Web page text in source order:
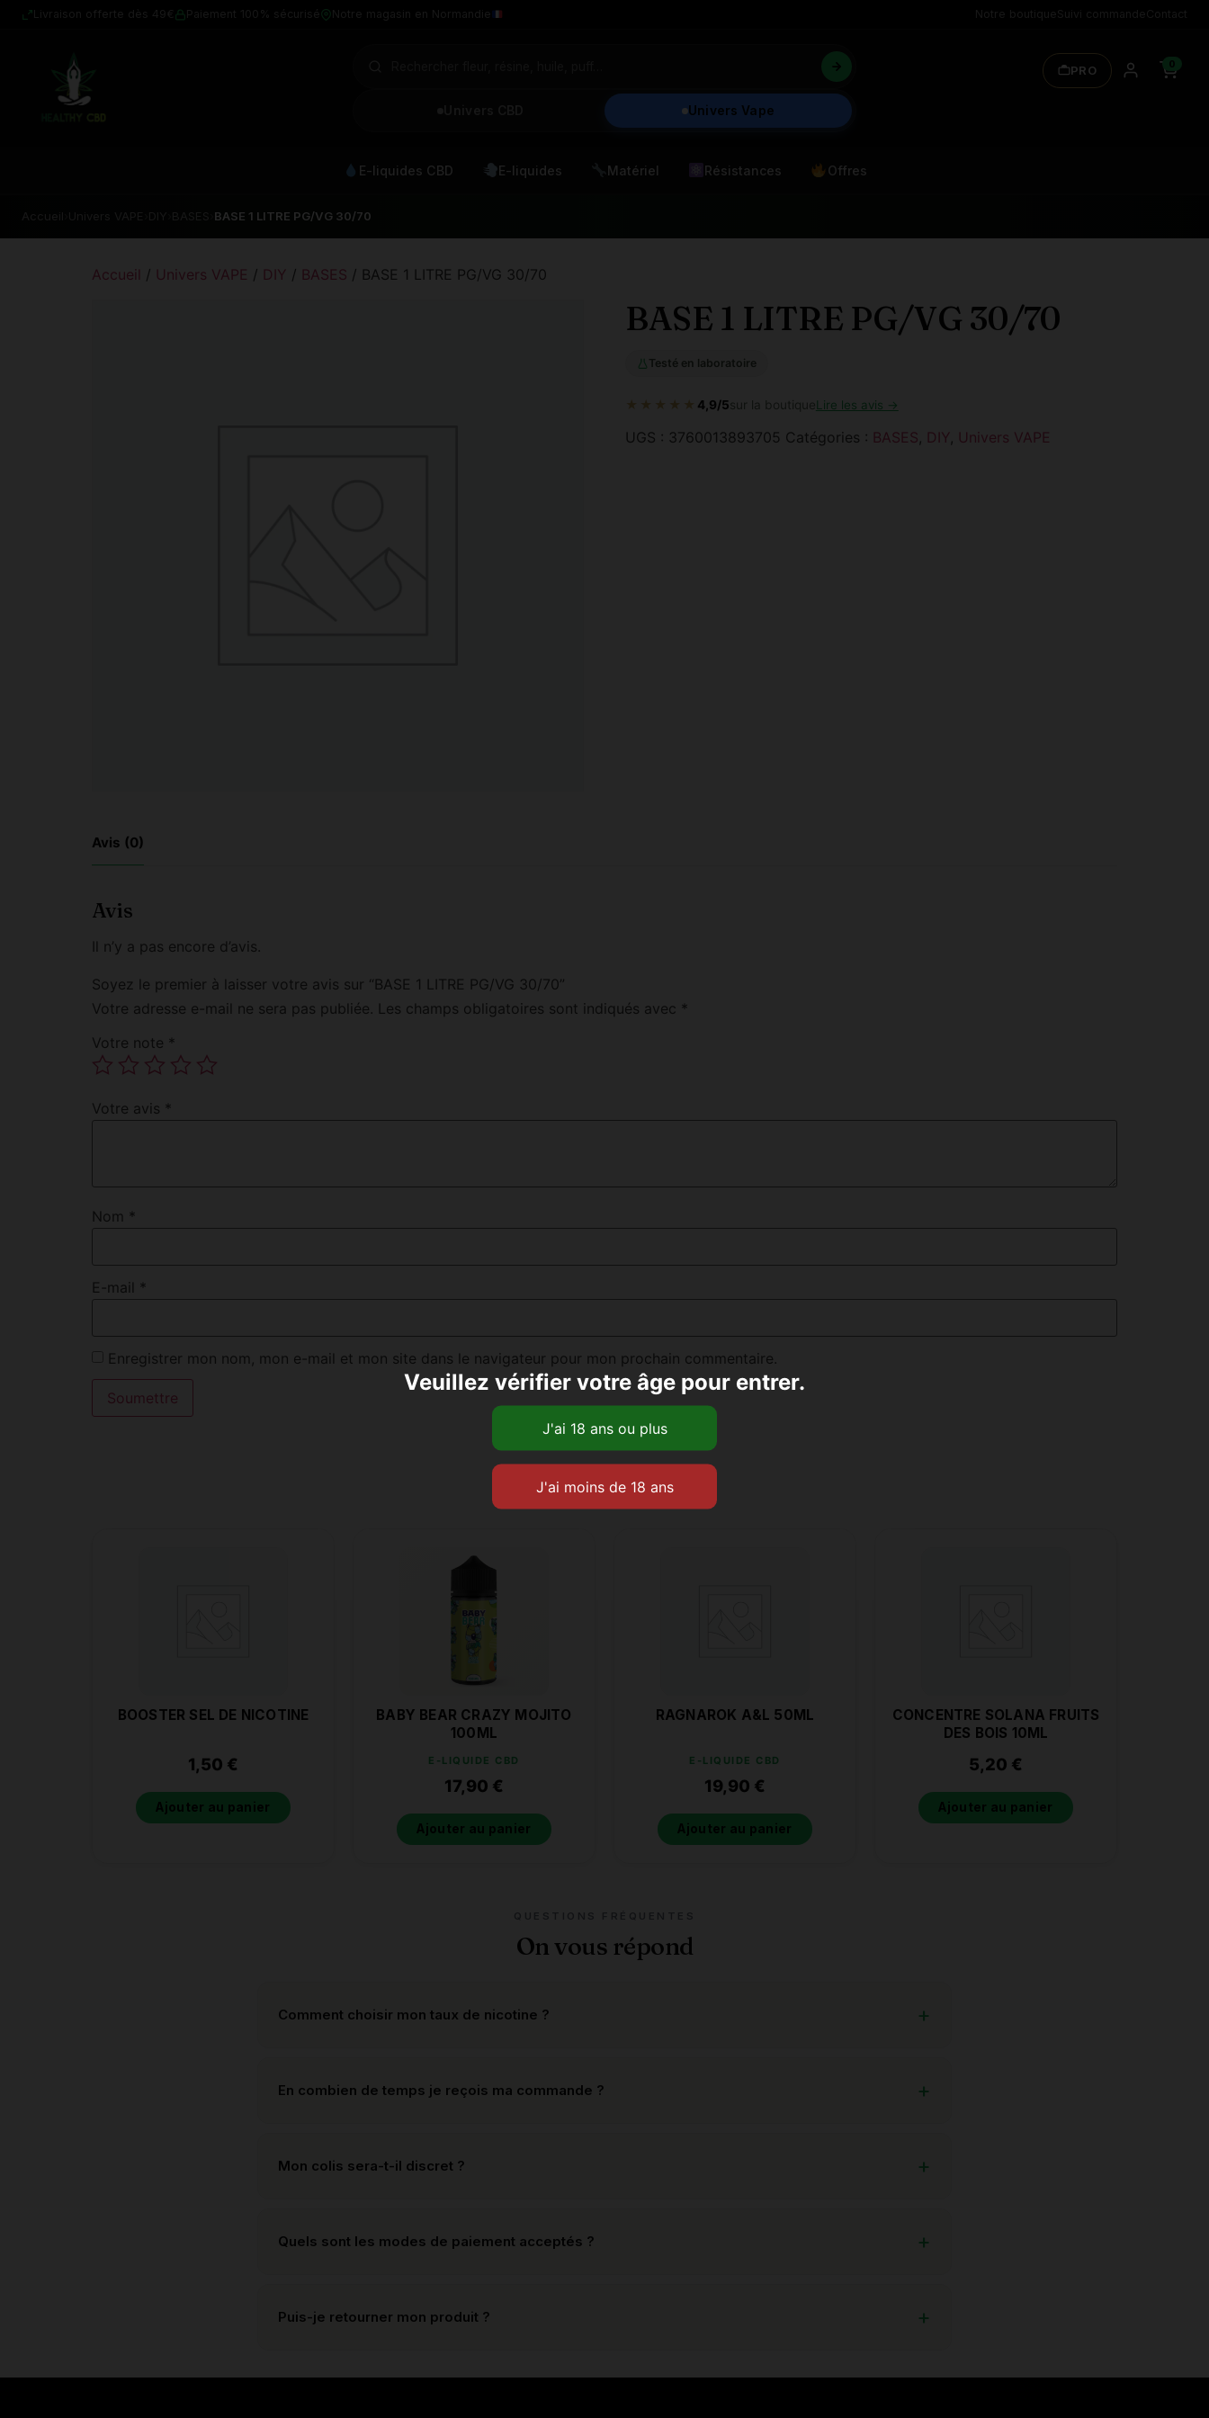
Univers Vape
PRO 0
E-liquides CBD E-liquides Matériel Résistances Offres
BASE 1 LITRE PG/VG 30/70
Accueil / Univers VAPE / DIY / BASES / BASE 1 LITRE PG/VG 30/70
BASE 1 LITRE PG/VG 30/70
Testé en laboratoire
★★★★★ 4,9/5sur la boutiqueLire les avis →
UGS : 3760013893705 Catégories : BASES, DIY, Univers VAPE
Avis (0)
Avis
Il n’y a pas encore d’avis.
Soyez le premier à laisser votre avis sur “BASE 1 LITRE PG/VG 30/70”
Votre adresse e-mail ne sera pas publiée. Les champs obligatoires sont indiqués avec *
Votre note *
Votre avis *
Nom *
E-mail *
Enregistrer mon nom, mon e-mail et mon site dans le navigateur pour mon prochain commentaire.
Produits similaires
BOOSTER SEL DE NICOTINE
1,50 €
Ajouter au panier
BABY BEAR CRAZY MOJITO
100ML
E-LIQUIDE CBD
17,90 €
Ajouter au panier
RAGNAROK A&L 50ML
E-LIQUIDE CBD
19,90 €
Ajouter au panier
CONCENTRE SOLANA FRUITS
DES BOIS 10ML
5,20 €
Ajouter au panier
On vous répond
Comment choisir mon taux de nicotine ?
En combien de temps je reçois ma commande ?
Mon colis sera-t-il discret ?
Quels sont les modes de paiement acceptés ?
Puis-je retourner mon produit ?
Veuillez vérifier votre âge pour entrer.